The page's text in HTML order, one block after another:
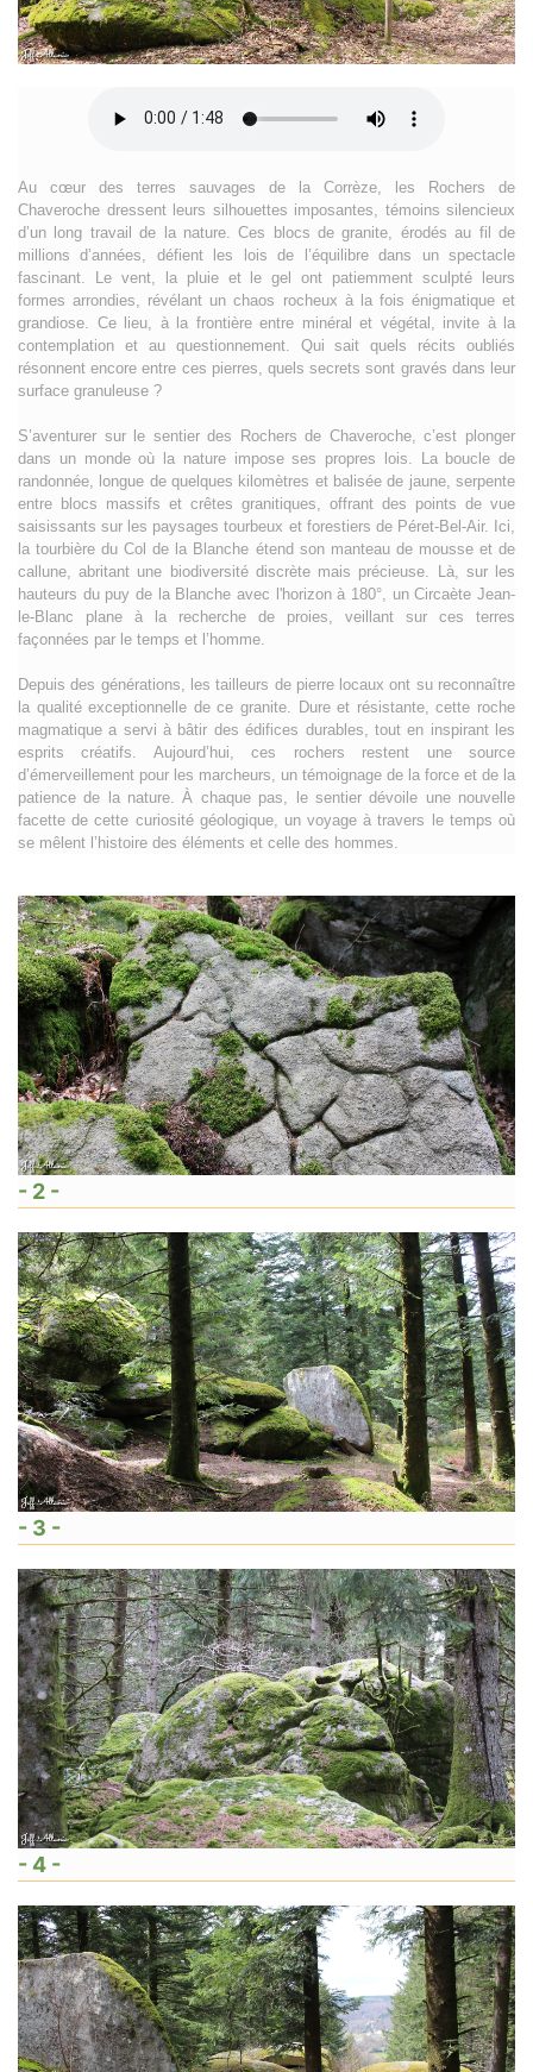
Au cœur des terres sauvages de la Corrèze, les Rochers de
Chaveroche dressent leurs silhouettes imposantes, témoins silencieux
d’un long travail de la nature. Ces blocs de granite, érodés au fil de
millions d’années, défient les lois de l’équilibre dans un spectacle
fascinant. Le vent, la pluie et le gel ont patiemment sculpté leurs
formes arrondies, révélant un chaos rocheux à la fois énigmatique et
grandiose. Ce lieu, à la frontière entre minéral et végétal, invite à la
contemplation et au questionnement. Qui sait quels récits oubliés
résonnent encore entre ces pierres, quels secrets sont gravés dans leur
surface granuleuse ?
S’aventurer sur le sentier des Rochers de Chaveroche, c’est plonger
dans un monde où la nature impose ses propres lois. La boucle de
randonnée, longue de quelques kilomètres et balisée de jaune, serpente
entre blocs massifs et crêtes granitiques, offrant des points de vue
saisissants sur les paysages tourbeux et forestiers de Péret-Bel-Air. Ici,
la tourbière du Col de la Blanche étend son manteau de mousse et de
callune, abritant une biodiversité discrète mais précieuse. Là, sur les
hauteurs du puy de la Blanche avec l'horizon à 180°, un Circaète Jean-
le-Blanc plane à la recherche de proies, veillant sur ces terres
façonnées par le temps et l’homme.
Depuis des générations, les tailleurs de pierre locaux ont su reconnaître
la qualité exceptionnelle de ce granite. Dure et résistante, cette roche
magmatique a servi à bâtir des édifices durables, tout en inspirant les
esprits créatifs. Aujourd’hui, ces rochers restent une source
d’émerveillement pour les marcheurs, un témoignage de la force et de la
patience de la nature. À chaque pas, le sentier dévoile une nouvelle
facette de cette curiosité géologique, un voyage à travers le temps où
se mêlent l’histoire des éléments et celle des hommes.
- 2 -
- 3 -
- 4 -